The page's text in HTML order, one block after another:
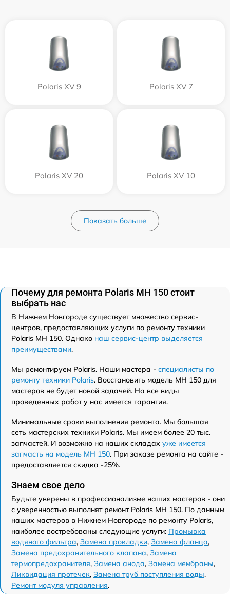
Polaris XV 9 Polaris XV 7
Polaris XV 20 Polaris XV 10
Показать больше
Почему для ремонта Polaris MH 150 стоит
выбрать нас
В Нижнем Новгороде существует множество сервис-
центров, предоставляющих услуги по ремонту техники
Polaris MH 150. Однако наш сервис-центр выделяется
преимуществами.
Мы ремонтируем Polaris. Наши мастера - специалисты по
ремонту техники Polaris. Восстановить модель MH 150 для
мастеров не будет новой задачей. На все виды
проведенных работ у нас имеется гарантия.
Минимальные сроки выполнения ремонта. Мы большая
сеть мастерских техники Polaris. Мы имеем более 20 тыс.
запчастей. И возможно на наших складах уже имеется
запчасть на модель MH 150. При заказе ремонта на сайте -
предоставляется скидка -25%.
Знаем свое дело
Будьте уверены в профессионализме наших мастеров - они
с уверенностью выполнят ремонт Polaris MH 150. По данным
наших мастеров в Нижнем Новгороде по ремонту Polaris,
наиболее востребованы следующие услуги: Промывка
водяного фильтра, Замена прокладки, Замена фланца,
Замена предохранительного клапана, Замена
термопредохранителя, Замена анода, Замена мембраны,
Ликвидация протечек, Замена труб поступления воды,
Ремонт модуля управления.